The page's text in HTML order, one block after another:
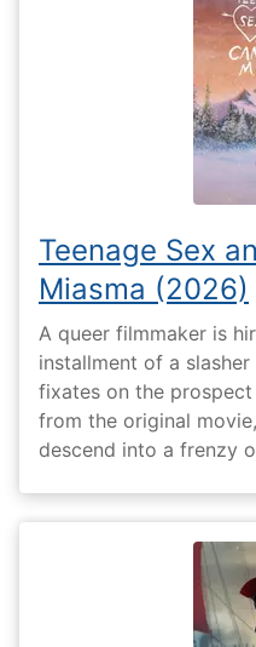
Teenage Sex
Miasma (2026)
A queer filmmaker is
installment of a
fixates on the prospect
from the original
descend into a frenzy